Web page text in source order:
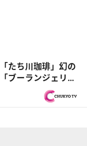
たち川珈琲」幻の
ブーランジェリー
サン『PS純金（ゴ